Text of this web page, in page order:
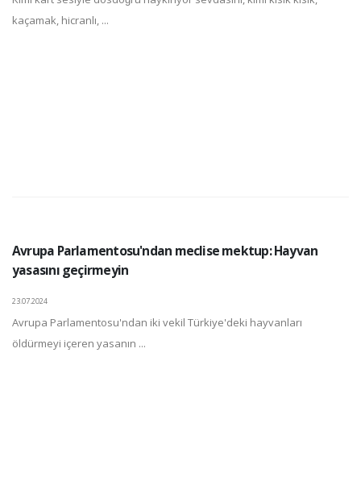
kaçamak, hicranlı, ...
Avrupa Parlamentosu'ndan meclise mektup: Hayvan
yasasını geçirmeyin
23.07.2024
Avrupa Parlamentosu'ndan iki vekil Türkiye'deki hayvanları
öldürmeyi içeren yasanın ...